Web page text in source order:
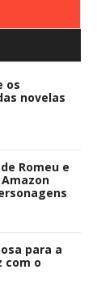
os
novelas
Romeu e
para a
com o